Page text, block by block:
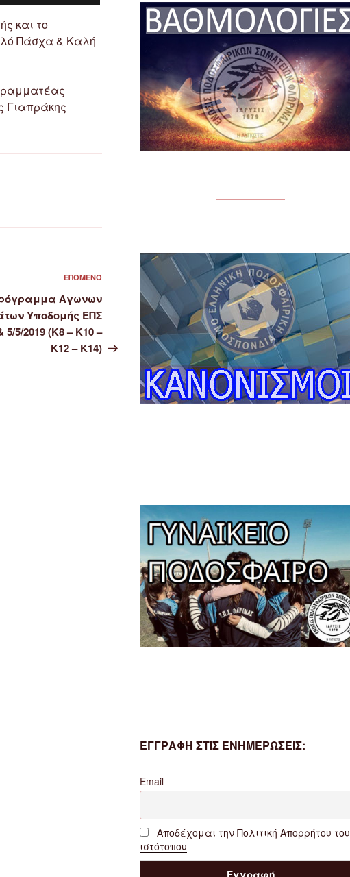
και το
Πάσχα & Καλή
Γιαπράκης
Επόμενο
άρθρο
ΕΠΌΜΕΝΟ
Αγωνων
Υποδομής ΕΠΣ
5/2019 (Κ8 – Κ10 –
Κ12 – Κ14)
ΕΓΓΡΑΦΗ ΣΤΙΣ ΕΝΗΜΕΡΩΣΕΙΣ:
Email
Αποδέχομαι την Πολιτική Απορρήτου του
ιστότοπου